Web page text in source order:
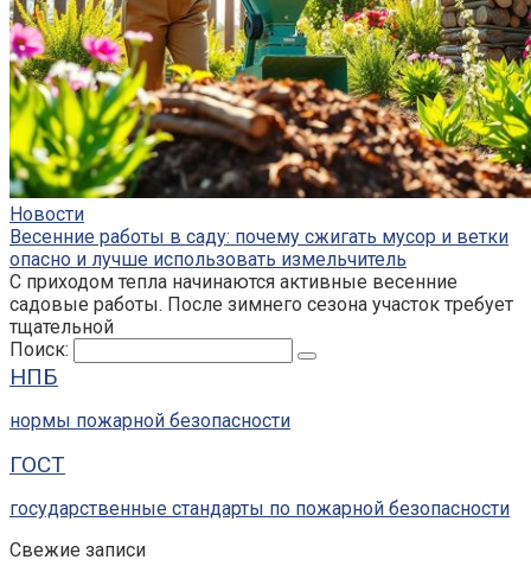
Новости
Весенние работы в саду: почему сжигать мусор и ветки
опасно и лучше использовать измельчитель
С приходом тепла начинаются активные весенние
садовые работы. После зимнего сезона участок требует
тщательной
Поиск:
НПБ
нормы пожарной безопасности
ГОСТ
государственные стандарты по пожарной безопасности
Свежие записи